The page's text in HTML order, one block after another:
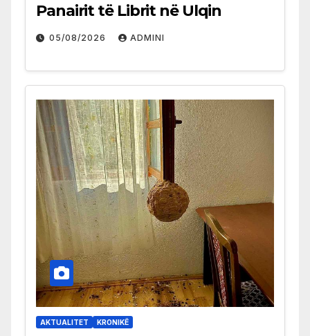
Panairit të Librit në Ulqin
05/08/2026 ADMINI
AKTUALITET KRONIKË